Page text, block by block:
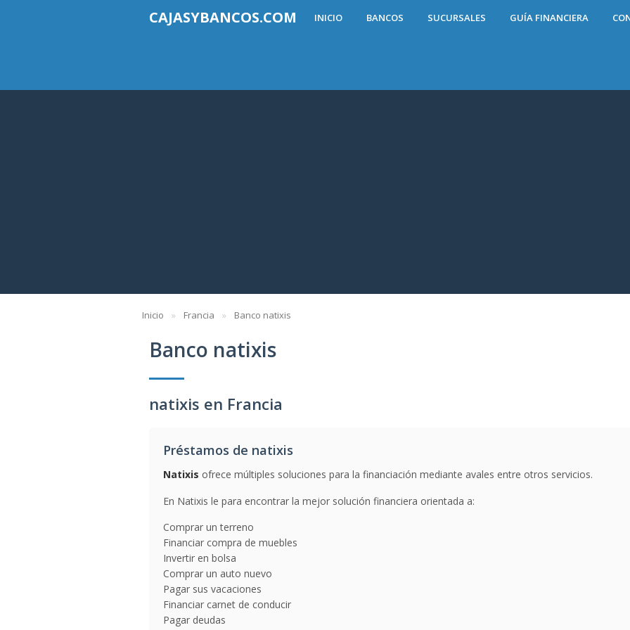
CAJASYBANCOS.COM INICIO BANCOS SUCURSALES GUÍA FINANCIERA
Inicio Francia Banco natixis
Banco natixis
natixis en Francia
Préstamos de natixis
Natixis ofrece múltiples soluciones para la financiación mediante avales entre otros servicios.
En Natixis le para encontrar la mejor solución financiera orientada a:
Comprar un terreno
Financiar compra de muebles
Invertir en bolsa
Comprar un auto nuevo
Pagar sus vacaciones
Financiar carnet de conducir
Pagar deudas